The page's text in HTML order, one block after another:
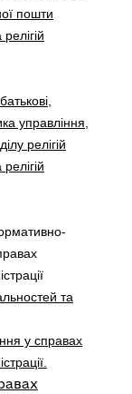
пошти
управління,
релігій
та
у справах